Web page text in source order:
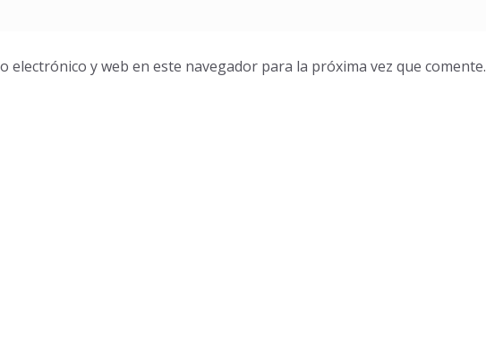
electrónico y web en este navegador para la próxima vez que comente.